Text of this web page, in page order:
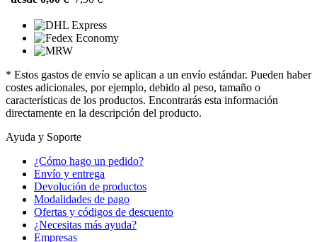
* Estos gastos de envío se aplican a un envío estándar. Pueden haber
costes adicionales, por ejemplo, debido al peso, tamaño o
características de los productos. Encontrarás esta información
directamente en la descripción del producto.
Ayuda y Soporte
¿Cómo hago un pedido?
Envío y entrega
Devolución de productos
Modalidades de pago
Ofertas y códigos de descuento
¿Necesitas más ayuda?
Empresas